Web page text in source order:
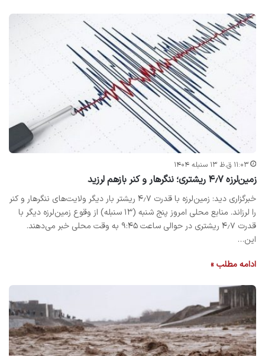
۱۱:۰۳ ق.ظ ۱۳ سنبله ۱۴۰۴
زمین‌لرزه ۴٫۷ ریشتری؛ ننگرهار و کنر بازهم لرزید
خبرگزاری دید: زمین‌لرزه با قدرت ۴٫۷ ریشتر بار دیگر ولایت‌های ننگرهار و کنر
را لرزاند. منابع محلی امروز پنج شنبه (۱۳ سنبله) از وقوع زمین‌لرزه دیگر با
قدرت ۴٫۷ ریشتری در حوالی ساعت ۹:۴۵ به وقت محلی خبر می‌دهند.
این…
ادامه مطلب »